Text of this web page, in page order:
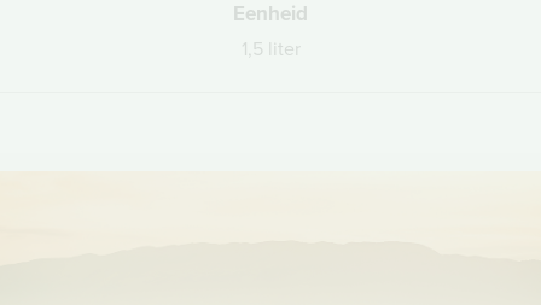
Eenheid
1,5 liter